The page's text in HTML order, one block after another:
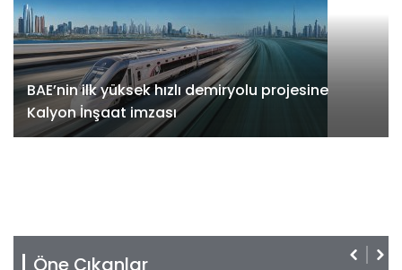
BAE’nin ilk yüksek hızlı demiryolu projesine
Kalyon İnşaat imzası
Öne Çıkanlar